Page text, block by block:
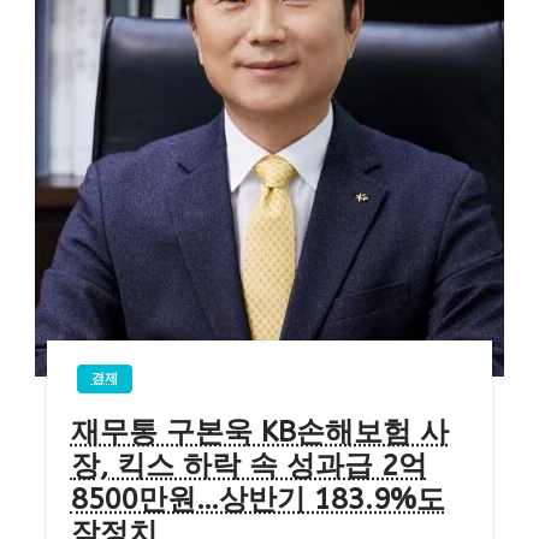
경제
재무통 구본욱 KB손해보험 사
장, 킥스 하락 속 성과급 2억
8500만원…상반기 183.9%도